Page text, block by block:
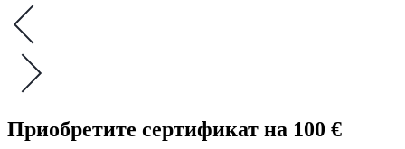
Приобретите сертификат на 100 €